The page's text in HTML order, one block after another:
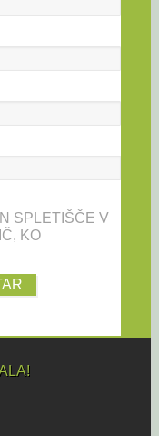
SPLETIŠČE V
KO